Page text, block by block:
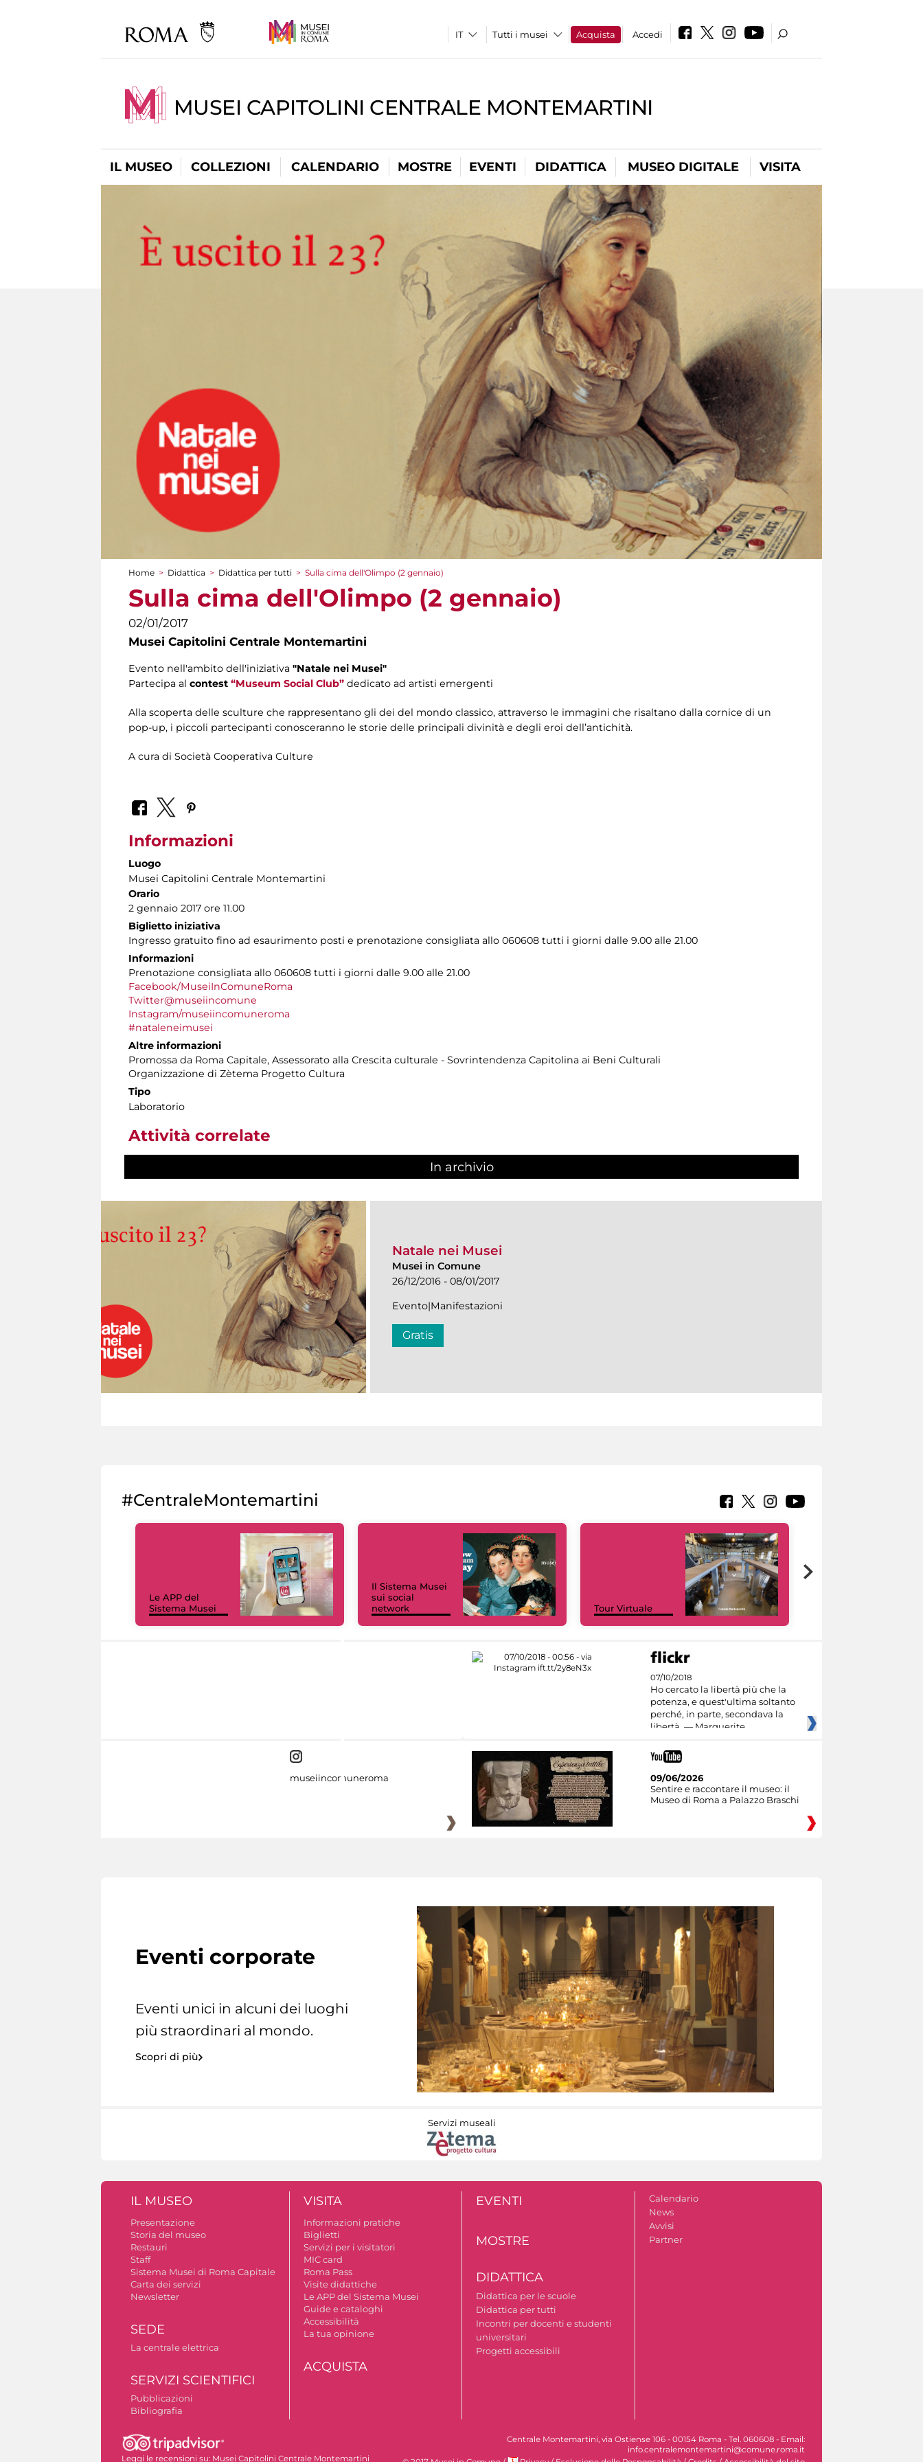
Tutti i musei Acquista Accedi
MUSEI CAPITOLINI CENTRALE MONTEMARTINI
IL MUSEO COLLEZIONI CALENDARIO MOSTRE EVENTI DIDATTICA MUSEO DIGITALE VISITA
Tu sei qui
Home > Didattica > Didattica per tutti > Sulla cima dell'Olimpo (2 gennaio)
Sulla cima dell'Olimpo (2 gennaio)
02/01/2017
Musei Capitolini Centrale Montemartini
Evento nell'ambito dell'iniziativa "Natale nei Musei"
Partecipa al contest “Museum Social Club” dedicato ad artisti emergenti
Alla scoperta delle sculture che rappresentano gli dei del mondo classico, attraverso le immagini che risaltano dalla cornice di un
pop-up, i piccoli partecipanti conosceranno le storie delle principali divinità e degli eroi dell’antichità.
A cura di Società Cooperativa Culture
Informazioni
Luogo
Musei Capitolini Centrale Montemartini
Orario
2 gennaio 2017 ore 11.00
Biglietto iniziativa
Ingresso gratuito fino ad esaurimento posti e prenotazione consigliata allo 060608 tutti i giorni dalle 9.00 alle 21.00
Informazioni
Prenotazione consigliata allo 060608 tutti i giorni dalle 9.00 alle 21.00
Facebook/MuseiInComuneRoma
Twitter@museiincomune
Instagram/museiincomuneroma
#nataleneimusei
Altre informazioni
Promossa da Roma Capitale, Assessorato alla Crescita culturale - Sovrintendenza Capitolina ai Beni Culturali
Organizzazione di Zètema Progetto Cultura
Tipo
Laboratorio
Attività correlate
In archivio
Natale nei Musei
Musei in Comune
26/12/2016 - 08/01/2017
Evento|Manifestazioni
Gratis
#CentraleMontemartini
Le APP del
Sistema Musei
Il Sistema Musei
sui social
network
Tour Virtuale
07/10/2018
Ho cercato la libertà più che la
potenza, e quest'ultima soltanto
perché, in parte, secondava la
libertà. — Marguerite
museiincomuneroma
09/06/2026
Sentire e raccontare il museo: il
Museo di Roma a Palazzo Braschi
Eventi corporate
Eventi unici in alcuni dei luoghi
più straordinari al mondo.
Scopri di più
Servizi museali
IL MUSEO
Presentazione
Storia del museo
Restauri
Staff
Sistema Musei di Roma Capitale
Carta dei servizi
Newsletter
SEDE
La centrale elettrica
SERVIZI SCIENTIFICI
Pubblicazioni
Bibliografia
VISITA
Informazioni pratiche
Biglietti
Servizi per i visitatori
MIC card
Roma Pass
Visite didattiche
Le APP del Sistema Musei
Guide e cataloghi
Accessibilità
La tua opinione
ACQUISTA
EVENTI
MOSTRE
DIDATTICA
Didattica per le scuole
Didattica per tutti
Incontri per docenti e studenti
universitari
Progetti accessibili
Calendario
News
Avvisi
Partner
Leggi le recensioni su: Musei Capitolini Centrale Montemartini
Centrale Montemartini, via Ostiense 106 - 00154 Roma - Tel. 060608 - Email:
info.centralemontemartini@comune.roma.it